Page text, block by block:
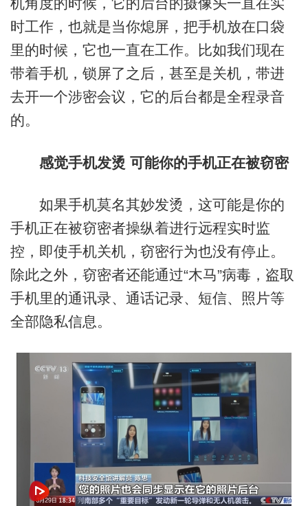
机角度的时候，它的后台的摄像头一直在实
时工作，也就是当你熄屏，把手机放在口袋
里的时候，它也一直在工作。比如我们现在
带着手机，锁屏了之后，甚至是关机，带进
去开一个涉密会议，它的后台都是全程录音
的。
感觉手机发烫 可能你的手机正在被窃密
如果手机莫名其妙发烫，这可能是你的
手机正在被窃密者操纵着进行远程实时监
控，即使手机关机，窃密行为也没有停止。
除此之外，窃密者还能通过“木马”病毒，盗取
手机里的通讯录、通话记录、短信、照片等
全部隐私信息。